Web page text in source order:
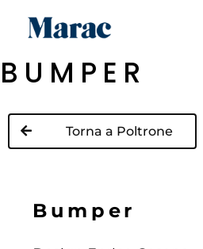
BUMPER
Torna a Poltrone
B u m p er